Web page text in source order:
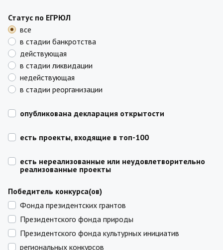
Статус по ЕГРЮЛ
все
в стадии банкротства
действующая
в стадии ликвидации
недействующая
в стадии реорганизации
опубликована декларация открытости
есть проекты, входящие в топ-100
есть нереализованные или неудовлетворительно
реализованные проекты
Победитель конкурса(ов)
Фонда президентских грантов
Президентского фонда природы
Президентского фонда культурных инициатив
региональных конкурсов